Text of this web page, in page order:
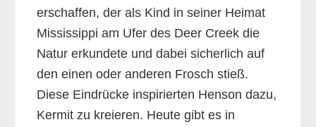
erschaffen, der als Kind in seiner Heimat
Mississippi am Ufer des Deer Creek die
Natur erkundete und dabei sicherlich auf
den einen oder anderen Frosch stieß.
Diese Eindrücke inspirierten Henson dazu,
Kermit zu kreieren. Heute gibt es in